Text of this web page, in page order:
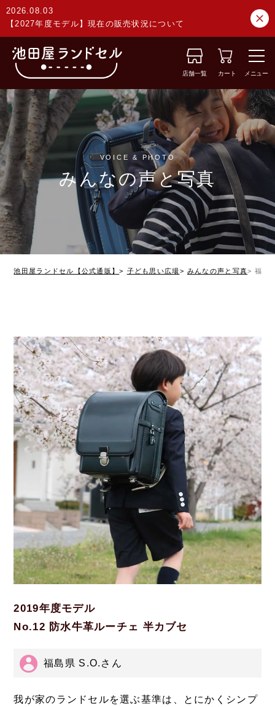
2026.08.03
【2027年度モデル】現在の販売状況について
店舗一覧 カート メニュー
VOICE & PHOTO
みんなの声と写真
池田屋ランドセル【公式通販】 子ども思い広場 みんなの声と写真 福島
2019年度モデル
No.12 防水牛革ルーチェ 半カブセ
福島県 S.O.さん
我が家のランドセルを選ぶ基準は、とにかくシンプ